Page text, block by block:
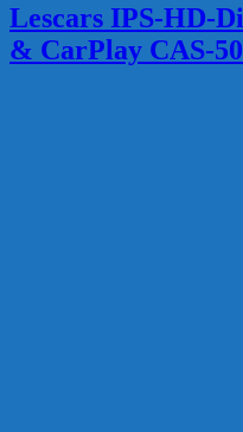
Lescars IPS-HD-
& CarPlay CAS-